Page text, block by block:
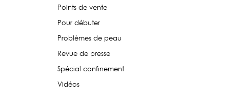
Points de vente
Pour débuter
Problèmes de peau
Revue de presse
Spécial confinement
Vidéos